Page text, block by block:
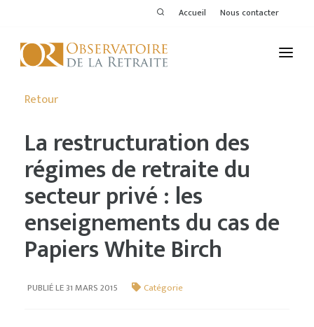
Accueil Nous contacter
ACTIVITÉS
THÉMATIQUES
MEMBRES
SERVICES DE L'OR
VOIR LE DERNIER BULLETIN
Retour
La restructuration des
régimes de retraite du
secteur privé : les
enseignements du cas de
Papiers White Birch
PUBLIÉ LE 31 MARS 2015 Catégorie